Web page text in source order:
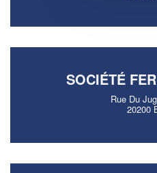
SOCIÉTÉ
Rue Du
20200